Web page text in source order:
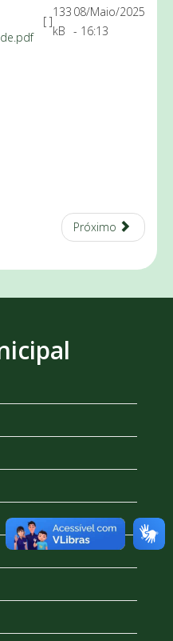
[ ]
133
kB
08/Maio/2025
- 16:13
Próximo